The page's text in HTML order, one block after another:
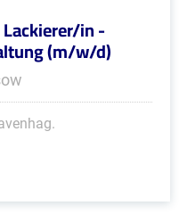
in -
(m/w/d)